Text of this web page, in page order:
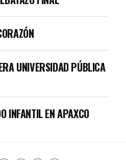
UNIVERSIDAD PÚBLICA
INFANTIL EN APAXCO